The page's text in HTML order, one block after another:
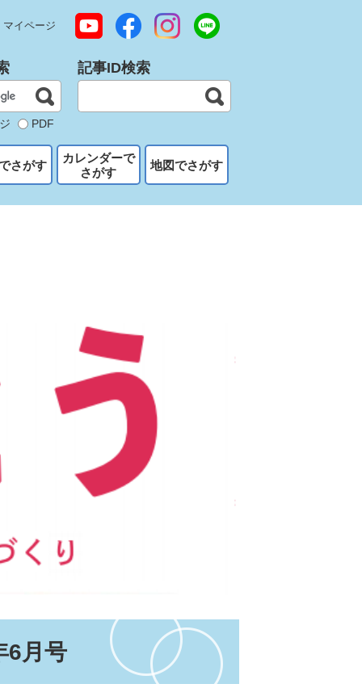
マイページ
PDF
記事ID検索
さがす
カレンダーで
さがす
地図でさがす
6月号